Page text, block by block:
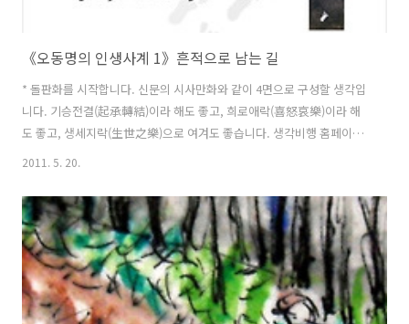
《오동명의 인생사계 1》흔적으로 남는 길
* 돌판화를 시작합니다. 신문의 시사만화와 같이 4면으로 구성할 생각입
니다. 기승전결(起承轉結)이라 해도 좋고, 희로애락(喜怒哀樂)이라 해
도 좋고, 생세지락(生世之樂)으로 여겨도 좋습니다. 생각비행 홈페이지
에 걸맞게 생각의 시간과 공간-생각으로 비행하는-이 되기 바랍니다. 오
되면 더 좋겠습니다.
2011. 5. 20.